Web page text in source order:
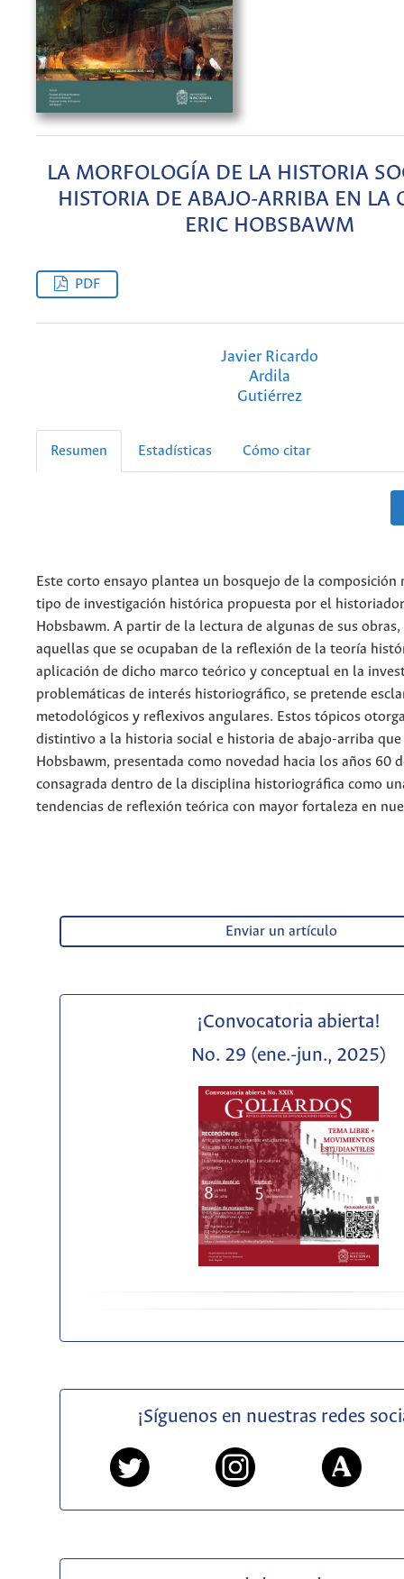
LA MORFOLOGÍA DE LA HISTORIA
HISTORIA DE ABAJO-ARRIBA EN LA
ERIC HOBSBAWM
PDF
Javier Ricardo
Ardila
Gutiérrez
Resumen Estadísticas Cómo citar
Este corto ensayo plantea un bosquejo de la composición
tipo de investigación histórica propuesta por el
Hobsbawm. A partir de la lectura de algunas de sus
aquellas que se ocupaban de la reflexión de la teoría
aplicación de dicho marco teórico y conceptual en la
problemáticas de interés historiográfico, se pretende
metodológicos y reflexivos angulares. Estos tópicos
distintivo a la historia social e historia de abajo-arriba
Hobsbawm, presentada como novedad hacia los años 60
consagrada dentro de la disciplina historiográfica como
tendencias de reflexión teórica con mayor fortaleza en
Enviar un artículo
¡Convocatoria abierta!
No. 29 (ene.-jun., 2025)
¡Síguenos en nuestras redes